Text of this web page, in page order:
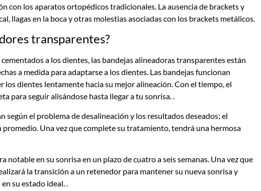
con los aparatos ortopédicos tradicionales. La ausencia de brackets y
llagas en la boca y otras molestias asociadas con los brackets metálicos.
transparentes?
a los dientes, las bandejas alineadoras transparentes están
a medida para adaptarse a los dientes. Las bandejas funcionan
dientes lentamente hacia su mejor alineación. Con el tiempo, el
para seguir alisándose hasta llegar a tu sonrisa..
según el problema de desalineación y los resultados deseados; el
Una vez que complete su tratamiento, tendrá una hermosa
notable en su sonrisa en un plazo de cuatro a seis semanas. Una vez que
la transición a un retenedor para mantener su nueva sonrisa y
su estado ideal..